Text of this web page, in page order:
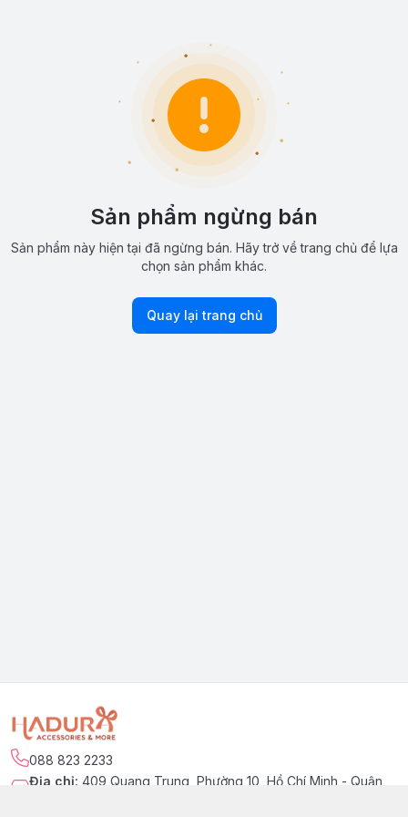
Sản phẩm ngừng bán
Sản phẩm này hiện tại đã ngừng bán. Hãy trở về trang chủ để lựa
chọn sản phẩm khác.
Quay lại trang chủ
088 823 2233
Địa chỉ: 409 Quang Trung, Phường 10, Hồ Chí Minh - Quận